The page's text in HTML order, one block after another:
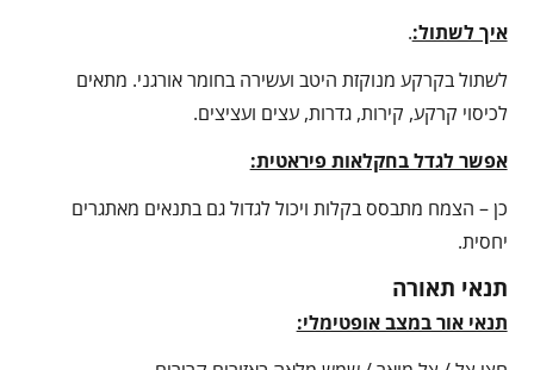
איך לשתול:.
לשתול בקרקע מנוקזת היטב ועשירה בחומר אורגני. מתאים
לכיסוי קרקע, קירות, גדרות, עצים ועציצים.
אפשר לגדל בחקלאות פיראטית:
כן – הצמח מתבסס בקלות ויכול לגדול גם בתנאים מאתגרים
יחסית.
תנאי תאורה
תנאי אור במצב אופטימלי: